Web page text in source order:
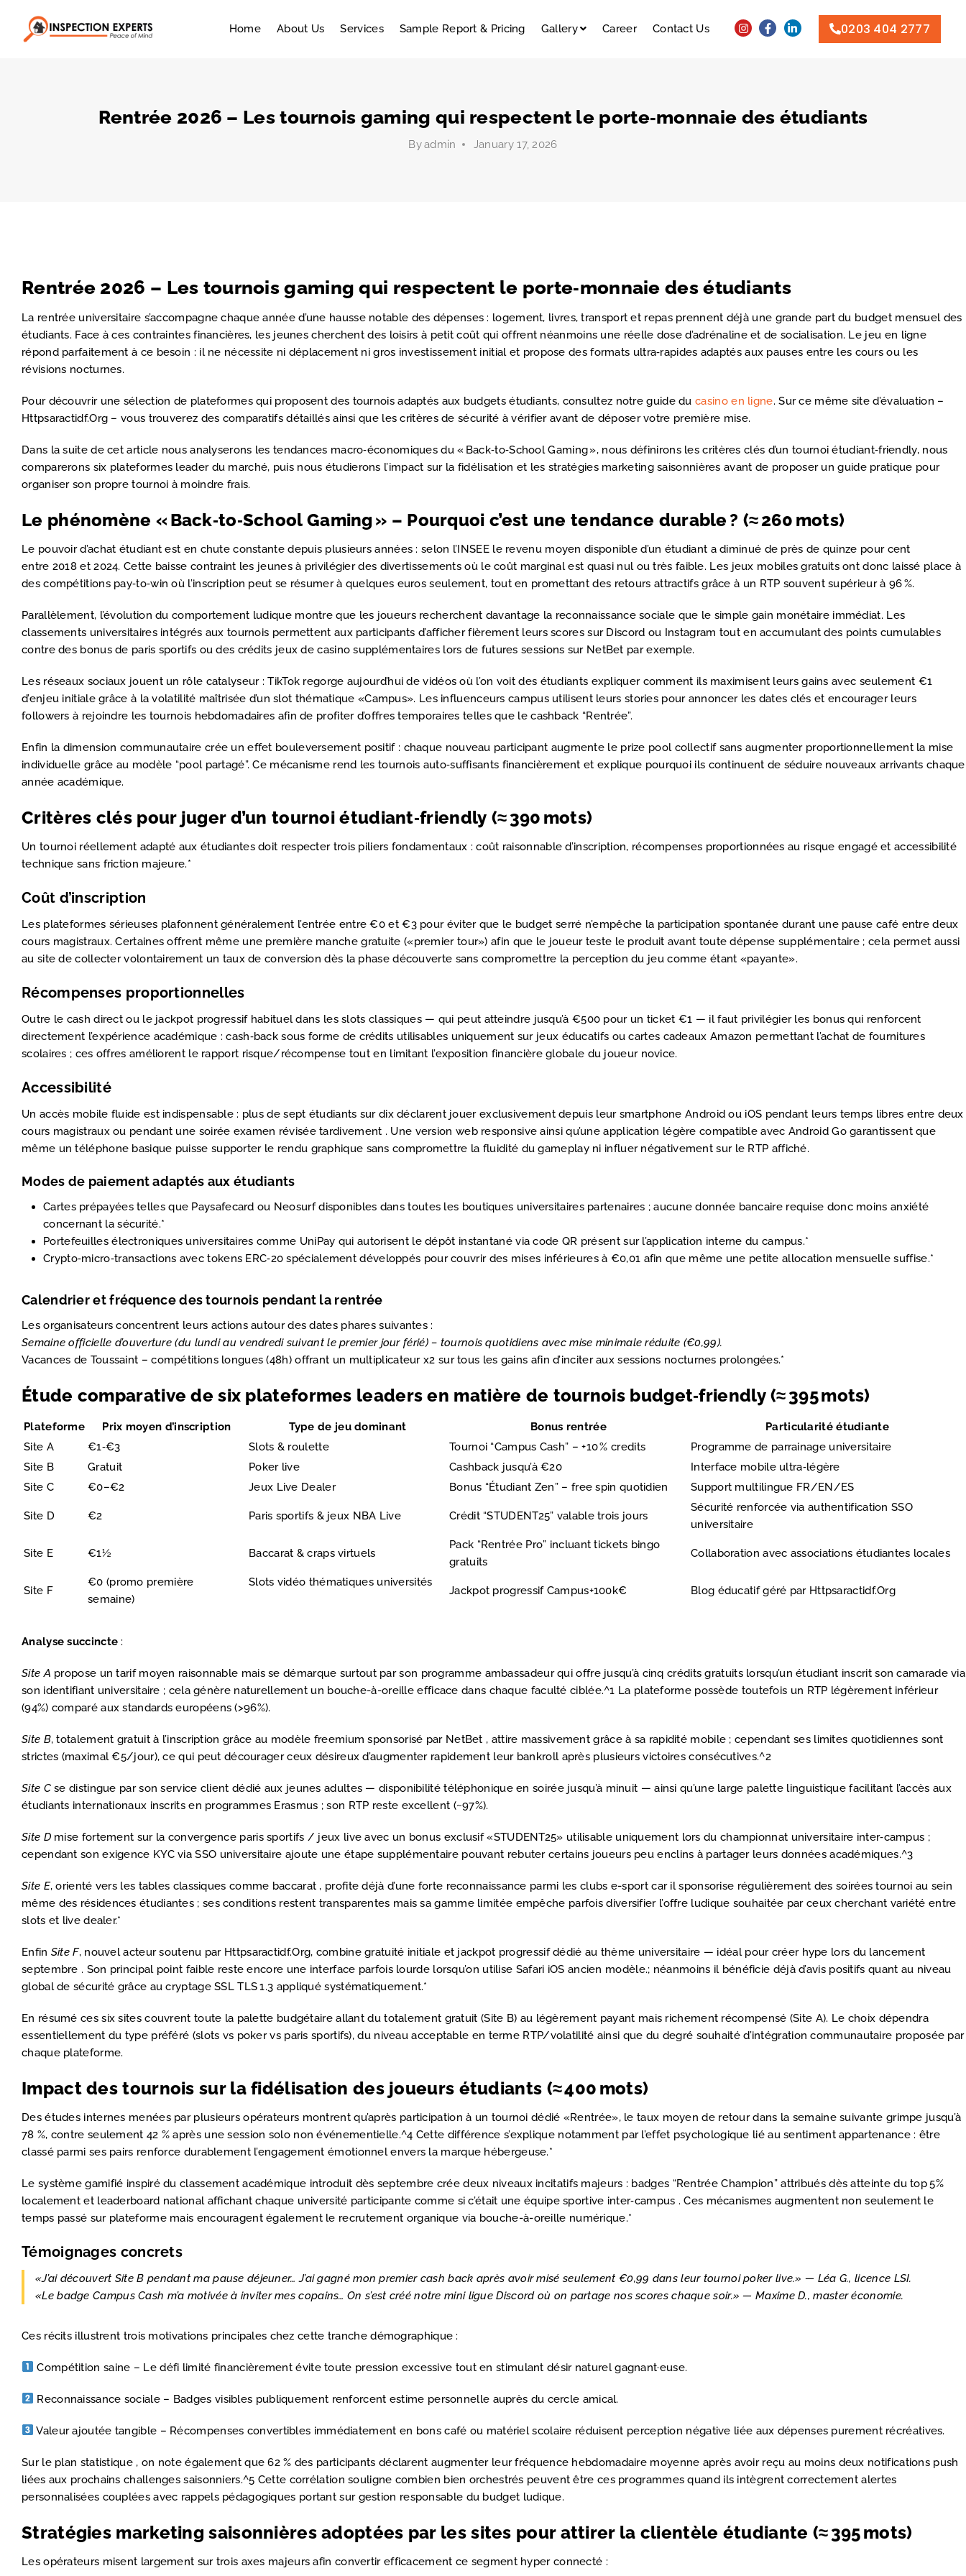
Home About Us Services Sample Report & Pricing Gallery Career Contact Us 0203 404 2777
Rentrée 2026 – Les tournois gaming qui respectent le porte‑monnaie des étudiants
Byadmin January 17, 2026
Rentrée 2026 – Les tournois gaming qui respectent le porte‑monnaie des étudiants
La rentrée universitaire s’accompagne chaque année d’une hausse notable des dépenses : logement, livres, transport et repas prennent déjà une grande part du budget mensuel des
étudiants. Face à ces contraintes financières, les jeunes cherchent des loisirs à petit coût qui offrent néanmoins une réelle dose d’adrénaline et de socialisation. Le jeu en ligne
répond parfaitement à ce besoin : il ne nécessite ni déplacement ni gros investissement initial et propose des formats ultra‑rapides adaptés aux pauses entre les cours ou les
révisions nocturnes.
Pour découvrir une sélection de plateformes qui proposent des tournois adaptés aux budgets étudiants, consultez notre guide ducasino en ligne. Sur ce même site d’évaluation –
Httpsaractidf.Org – vous trouverez des comparatifs détaillés ainsi que les critères de sécurité à vérifier avant de déposer votre première mise.
Dans la suite de cet article nous analyserons les tendances macro‑économiques du « Back‑to‑School Gaming », nous définirons les critères clés d’un tournoi étudiant‑friendly, nous
comparerons six plateformes leader du marché, puis nous étudierons l’impact sur la fidélisation et les stratégies marketing saisonnières avant de proposer un guide pratique pour
organiser son propre tournoi à moindre frais.
Le phénomène « Back‑to‑School Gaming » – Pourquoi c’est une tendance durable ? (≈ 260 mots)
Le pouvoir d’achat étudiant est en chute constante depuis plusieurs années : selon l’INSEE le revenu moyen disponible d’un étudiant a diminué de près de quinze pour cent
entre 2018 et 2024. Cette baisse contraint les jeunes à privilégier des divertissements où le coût marginal est quasi nul ou très faible. Les jeux mobiles gratuits ont donc laissé place à
des compétitions pay‑to‑win où l’inscription peut se résumer à quelques euros seulement, tout en promettant des retours attractifs grâce à un RTP souvent supérieur à 96 %.
Parallèlement, l’évolution du comportement ludique montre que les joueurs recherchent davantage la reconnaissance sociale que le simple gain monétaire immédiat. Les
classements universitaires intégrés aux tournois permettent aux participants d’afficher fièrement leurs scores sur Discord ou Instagram tout en accumulant des points cumulables
contre des bonus de paris sportifs ou des crédits jeux de casino supplémentaires lors de futures sessions sur NetBet par exemple.
Les réseaux sociaux jouent un rôle catalyseur : TikTok regorge aujourd’hui de vidéos où l’on voit des étudiants expliquer comment ils maximisent leurs gains avec seulement €1
d’enjeu initiale grâce à la volatilité maîtrisée d’un slot thématique «Campus». Les influenceurs campus utilisent leurs stories pour annoncer les dates clés et encourager leurs
followers à rejoindre les tournois hebdomadaires afin de profiter d’offres temporaires telles que le cashback “Rentrée”.
Enfin la dimension communautaire crée un effet bouleversement positif : chaque nouveau participant augmente le prize pool collectif sans augmenter proportionnellement la mise
individuelle grâce au modèle “pool partagé”. Ce mécanisme rend les tournois auto‑suffisants financièrement et explique pourquoi ils continuent de séduire nouveaux arrivants chaque
année académique.
Critères clés pour juger d’un tournoi étudiant‑friendly (≈ 390 mots)
Un tournoi réellement adapté aux étudiantes doit respecter trois piliers fondamentaux : coût raisonnable d’inscription, récompenses proportionnées au risque engagé et accessibilité
technique sans friction majeure.*
Coût d’inscription
Les plateformes sérieuses plafonnent généralement l’entrée entre €0 et €3 pour éviter que le budget serré n’empêche la participation spontanée durant une pause café entre deux
cours magistraux. Certaines offrent même une première manche gratuite («premier tour») afin que le joueur teste le produit avant toute dépense supplémentaire ; cela permet aussi
au site de collecter volontairement un taux de conversion dès la phase découverte sans compromettre la perception du jeu comme étant «payante».
Récompenses proportionnelles
Outre le cash direct ou le jackpot progressif habituel dans les slots classiques — qui peut atteindre jusqu’à €500 pour un ticket €1 — il faut privilégier les bonus qui renforcent
directement l’expérience académique : cash‑back sous forme de crédits utilisables uniquement sur jeux éducatifs ou cartes cadeaux Amazon permettant l’achat de fournitures
scolaires ; ces offres améliorent le rapport risque/récompense tout en limitant l’exposition financière globale du joueur novice.​
Accessibilité
Un accès mobile fluide est indispensable : plus de sept étudiants sur dix déclarent jouer exclusivement depuis leur smartphone Android ou iOS pendant leurs temps libres entre deux
cours magistraux ou pendant une soirée examen révisée tardivement . Une version web responsive ainsi qu’une application légère compatible avec Android Go garantissent que
même un téléphone basique puisse supporter le rendu graphique sans compromettre la fluidité du gameplay ni influer négativement sur le RTP affiché.​
Modes de paiement adaptés aux étudiants
Cartes prépayées telles que Paysafecard ou Neosurf disponibles dans toutes les boutiques universitaires partenaires ; aucune donnée bancaire requise donc moins anxiété
concernant la sécurité.*
Portefeuilles électroniques universitaires comme UniPay qui autorisent le dépôt instantané via code QR présent sur l’application interne du campus.*
Crypto‑micro‑transactions avec tokens ERC‑20 spécialement développés pour couvrir des mises inférieures à €0,01 afin que même une petite allocation mensuelle suffise.*
Calendrier et fréquence des tournois pendant la rentrée
Les organisateurs concentrent leurs actions autour des dates phares suivantes :
Semaine officielle d’ouverture (du lundi au vendredi suivant le premier jour férié) – tournois quotidiens avec mise minimale réduite (€0,99).
Vacances de Toussaint – compétitions longues (48h) offrant un multiplicateur x2 sur tous les gains afin d’inciter aux sessions nocturnes prolongées.*
Étude comparative de six plateformes leaders en matière de tournois budget‑friendly (≈ 395 mots)
Plateforme Prix moyen d’inscription Type de jeu dominant Bonus rentrée
Particularité étudiante
Site A
€1‑€3 Slots & roulette Tournoi “Campus Cash” – +10 % credits
Programme de parrainage universitaire
Site B
Gratuit Poker live Cashback jusqu’à €20
Interface mobile ultra‑légère
Site C
€0–€2 Jeux Live Dealer Bonus “Étudiant Zen” – free spin quotidien Support multilingue FR/EN/ES
Site D €2 Paris sportifs & jeux NBA Live Crédit “STUDENT25” valable trois jours
Sécurité renforcée via authentification SSO
universitaire
Site E €1½ Baccarat & craps virtuels
Pack “Rentrée Pro” incluant tickets bingo
gratuits
Collaboration avec associations étudiantes locales
Site F
€0 (promo première
semaine)
Slots vidéo thématiques universités
Jackpot progressif Campus+100k€ Blog éducatif géré par Httpsaractidf.Org
Analyse succincte :
Site A propose un tarif moyen raisonnable mais se démarque surtout par son programme ambassadeur qui offre jusqu’à cinq crédits gratuits lorsqu’un étudiant inscrit son camarade via
son identifiant universitaire ; cela génère naturellement un bouche-à-oreille efficace dans chaque faculté ciblée.^1 La plateforme possède toutefois un RTP légèrement inférieur
(94%) comparé aux standards européens (>96%).
Site B, totalement gratuit à l’inscription grâce au modèle freemium sponsorisé par NetBet , attire massivement grâce à sa rapidité mobile ; cependant ses limites quotidiennes sont
strictes (maximal €5/jour), ce qui peut décourager ceux désireux d’augmenter rapidement leur bankroll après plusieurs victoires consécutives.^2
Site Cse distingue par son service client dédié aux jeunes adultes — disponibilité téléphonique en soirée jusqu’à minuit — ainsi qu’une large palette linguistique facilitant l’accès aux
étudiants internationaux inscrits en programmes Erasmus ; son RTP reste excellent (~97%).
Site Dmise fortement sur la convergence paris sportifs / jeux live avec un bonus exclusif «STUDENT25» utilisable uniquement lors du championnat universitaire inter‐campus ;
cependant son exigence KYC via SSO universitaire ajoute une étape supplémentaire pouvant rebuter certains joueurs peu enclins à partager leurs données académiques.^3
Site E, orienté vers les tables classiques comme baccarat , profite déjà d’une forte reconnaissance parmi les clubs e-sport car il sponsorise régulièrement des soirées tournoi au sein
même des résidences étudiantes ; ses conditions restent transparentes mais sa gamme limitée empêche parfois diversifier l’offre ludique souhaitée par ceux cherchant variété entre
slots et live dealer.*
Enfin Site F, nouvel acteur soutenu par Httpsaractidf.Org, combine gratuité initiale et jackpot progressif dédié au thème universitaire — idéal pour créer hype lors du lancement
septembre . Son principal point faible reste encore une interface parfois lourde lorsqu’on utilise Safari iOS ancien modèle.; néanmoins il bénéficie déjà d’avis positifs quant au niveau
global de sécurité grâce au cryptage SSL TLS 1.3 appliqué systématiquement.*
En résumé ces six sites couvrent toute la palette budgétaire allant du totalement gratuit (Site B) au légèrement payant mais richement récompensé (Site A). Le choix dépendra
essentiellement du type préféré (slots vs poker vs paris sportifs), du niveau acceptable en terme RTP/volatilité ainsi que du degré souhaité d’intégration communautaire proposée par
chaque plateforme.
Impact des tournois sur la fidélisation des joueurs étudiants (≈ 400 mots)
Des études internes menées par plusieurs opérateurs montrent qu’après participation à un tournoi dédié «Rentrée», le taux moyen de retour dans la semaine suivante grimpe jusqu’à
78 %, contre seulement 42 % après une session solo non événementielle.^4 Cette différence s’explique notamment par l’effet psychologique lié au sentiment appartenance : être
classé parmi ses pairs renforce durablement l’engagement émotionnel envers la marque hébergeuse.*
Le système gamifié inspiré du classement académique introduit dès septembre crée deux niveaux incitatifs majeurs : badges “Rentrée Champion” attribués dès atteinte du top 5%
localement et leaderboard national affichant chaque université participante comme si c’était une équipe sportive inter‐campus . Ces mécanismes augmentent non seulement le
temps passé sur plateforme mais encouragent également le recrutement organique via bouche-à-oreille numérique.*
Témoignages concrets
«J’ai découvert Site B pendant ma pause déjeuner… J’ai gagné mon premier cash back après avoir misé seulement €0,99 dans leur tournoi poker live.» — Léa G., licence LSI.
«Le badge Campus Cash m’a motivée à inviter mes copains… On s’est créé notre mini ligue Discord où on partage nos scores chaque soir.» — Maxime D., master économie.
Ces récits illustrent trois motivations principales chez cette tranche démographique :
Compétition saine – Le défi limité financièrement évite toute pression excessive tout en stimulant désir naturel gagnant·euse.
Reconnaissance sociale – Badges visibles publiquement renforcent estime personnelle auprès du cercle amical.
Valeur ajoutée tangible – Récompenses convertibles immédiatement en bons café ou matériel scolaire réduisent perception négative liée aux dépenses purement récréatives.
Sur le plan statistique , on note également que 62 % des participants déclarent augmenter leur fréquence hebdomadaire moyenne après avoir reçu au moins deux notifications push
liées aux prochains challenges saisonniers.^5 Cette corrélation souligne combien bien orchestrés peuvent être ces programmes quand ils intègrent correctement alertes
personnalisées couplées avec rappels pédagogiques portant sur gestion responsable du budget ludique.
Stratégies marketing saisonnières adoptées par les sites pour attirer la clientèle étudiante (≈ 395 mots)
Les opérateurs misent largement sur trois axes majeurs afin convertir efficacement ce segment hyper connecté :